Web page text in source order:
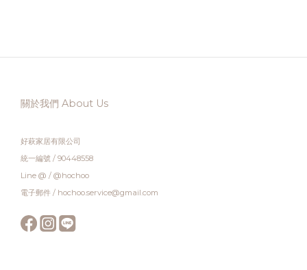
關於我們 About Us
好萩家居有限公司
統一編號 / 90448558
Line @ / @hochoo
電子郵件 / hochoo.service@gmail.com